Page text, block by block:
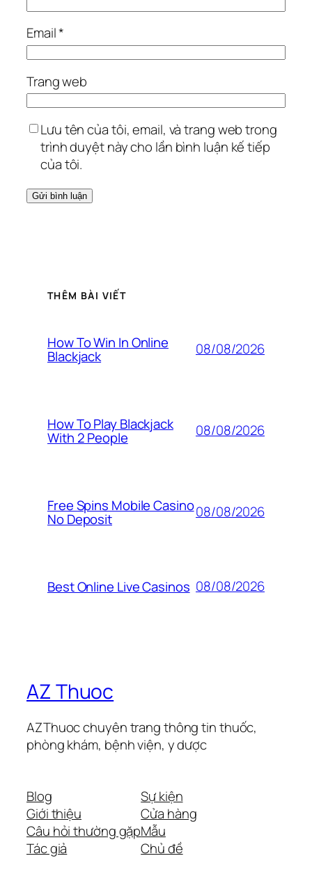
Email*
Trang web
Lưu tên của tôi, email, và trang web trong
trình duyệt này cho lần bình luận kế tiếp
của tôi.
THÊM BÀI VIẾT
How To Win In Online
Blackjack 08/08/2026
How To Play Blackjack
With 2 People 08/08/2026
Free Spins Mobile Casino
No Deposit 08/08/2026
Best Online Live Casinos 08/08/2026
AZ Thuoc
AZThuoc chuyên trang thông tin thuốc,
phòng khám, bệnh viện, y dược
Blog
Giới thiệu
Câu hỏi thường gặp
Tác giả
Sự kiện
Cửa hàng
Mẫu
Chủ đề